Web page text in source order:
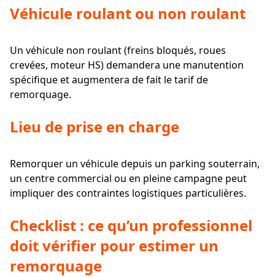
Véhicule roulant ou non roulant
Un véhicule non roulant (freins bloqués, roues
crevées, moteur HS) demandera une manutention
spécifique et augmentera de fait le tarif de
remorquage.
Lieu de prise en charge
Remorquer un véhicule depuis un parking souterrain,
un centre commercial ou en pleine campagne peut
impliquer des contraintes logistiques particulières.
Checklist : ce qu’un professionnel
doit vérifier pour estimer un
remorquage